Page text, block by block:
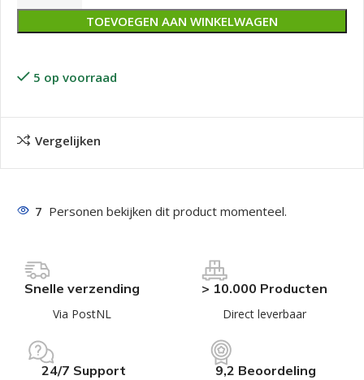
TOEVOEGEN AAN WINKELWAGEN
5 op voorraad
Vergelijken
7 Personen bekijken dit product momenteel.
Snelle verzending
Via PostNL
> 10.000 Producten
Direct leverbaar
24/7 Support 9,2 Beoordeling